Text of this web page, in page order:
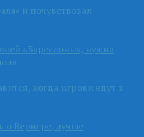
и почувствовал
«Барселоны», нужна
когда игроки едут в
о Вернере, лучше